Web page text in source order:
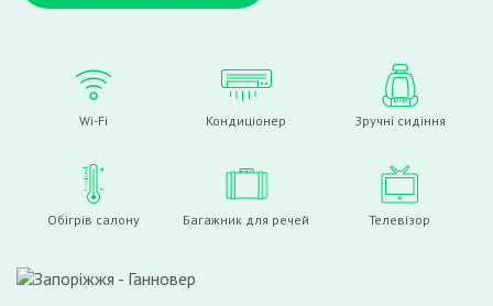
Wi-Fi Кондиціонер Зручні сидіння
Обігрів салону Багажник для речей Телевізор